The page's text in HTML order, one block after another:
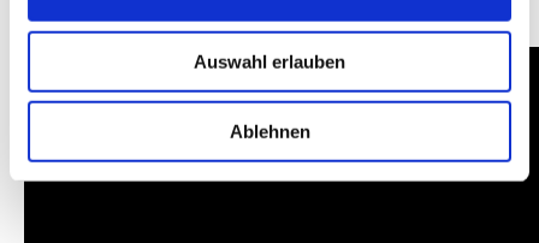
Auswahl erlauben
Ablehnen